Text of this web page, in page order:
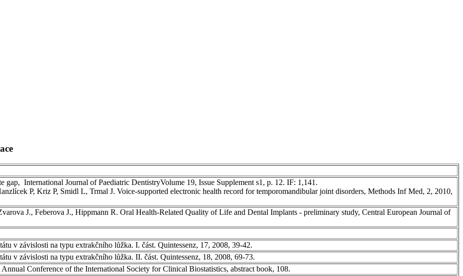
International Journal of Paediatric DentistryVolume 19, Issue Supplement s1, p. 12. IF: 1,141.
P, Kriz P, Smidl L, Trmal J. Voice-supported electronic health record for temporomandibular joint disorders, Methods Inf Med, 2, 2010,
J., Feberova J., Hippmann R. Oral Health-Related Quality of Life and Dental Implants - preliminary study, Central European Journal of
v závislosti na typu extrakčního lůžka. I. část. Quintessenz, 17, 2008, 39-42.
v závislosti na typu extrakčního lůžka. II. část. Quintessenz, 18, 2008, 69-73.
Conference of the International Society for Clinical Biostatistics, abstract book, 108.